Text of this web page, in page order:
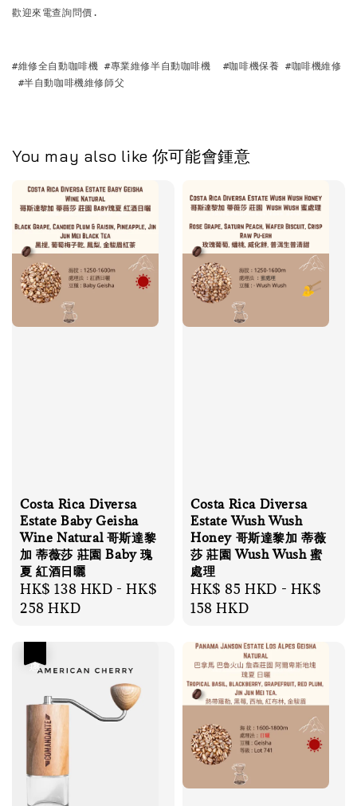
歡迎來電查詢問價.
#維修全自動咖啡機 #專業維修半自動咖啡機  #咖啡機保養 #咖啡機維修
#半自動咖啡機維修師父
You may also like 你可能會鍾意
Costa Rica Diversa
Estate Baby Geisha
Wine Natural 哥斯達黎
加 蒂薇莎 莊園 Baby 瑰
夏 紅酒日曬
Regular
price
HK$ 138 HKD -HK$
258 HKD
Costa Rica Diversa
Estate Wush Wush
Honey 哥斯達黎加 蒂薇
莎 莊園 Wush Wush 蜜
處理
Regular
price
HK$ 85 HKD - HK$
158 HKD